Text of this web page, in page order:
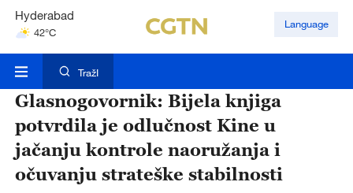
Hyderabad
42°C
Mumbai
Language
TražI
Glasnogovornik: Bijela knjiga
potvrdila je odlučnost Kine u
jačanju kontrole naoružanja i
očuvanju strateške stabilnosti